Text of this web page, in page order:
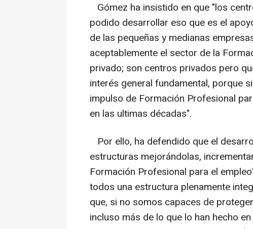
Gómez ha insistido en que "los
podido desarrollar eso que es el
de las pequeñas y medianas
aceptablemente el sector de la
privado; son centros privados pero
interés general fundamental, porque
impulso de Formación Profesional
en las ultimas décadas".
Por ello, ha defendido que el
estructuras mejorándolas,
Formación Profesional para el
todos una estructura plenamente
que, si no somos capaces de
incluso más de lo que lo han hecho